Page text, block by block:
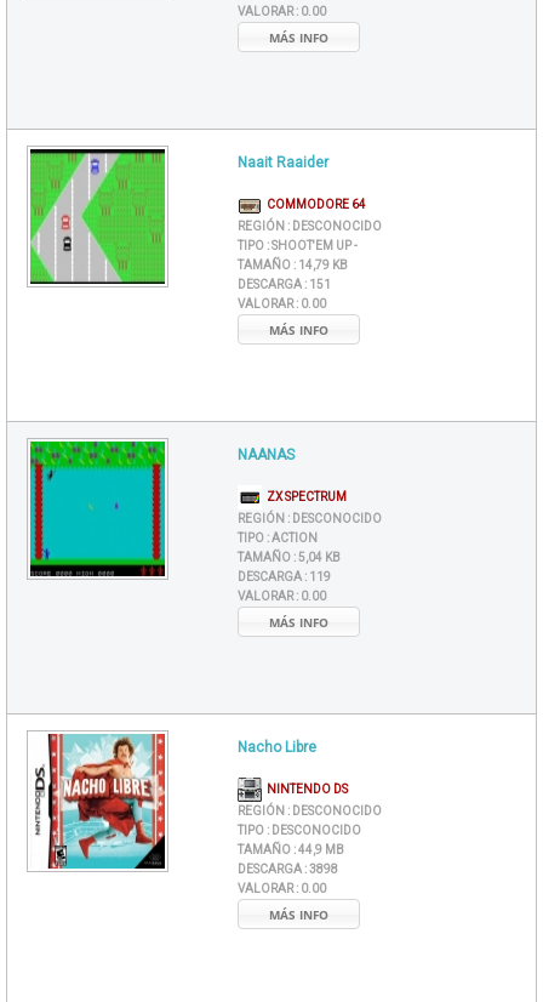
VALORAR : 0.00
MÁS INFO
Naait Raaider
COMMODORE 64
REGIÓN : DESCONOCIDO
TIPO :SHOOT'EM UP -
TAMAÑO : 14,79 KB
DESCARGA : 151
VALORAR : 0.00
MÁS INFO
NAANAS
ZX SPECTRUM
REGIÓN : DESCONOCIDO
TIPO :ACTION
TAMAÑO :5,04 KB
DESCARGA : 119
VALORAR : 0.00
MÁS INFO
Nacho Libre
NINTENDO DS
REGIÓN : DESCONOCIDO
TIPO : DESCONOCIDO
TAMAÑO :44,9 MB
DESCARGA :3898
VALORAR : 0.00
MÁS INFO